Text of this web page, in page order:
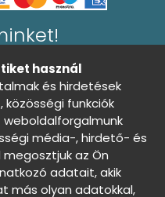
Feltételek
Nincs döntés
használ
és hirdetések
funkciók
média-, hirdető- és
az Ön
adatait, akik
más olyan adatokkal,